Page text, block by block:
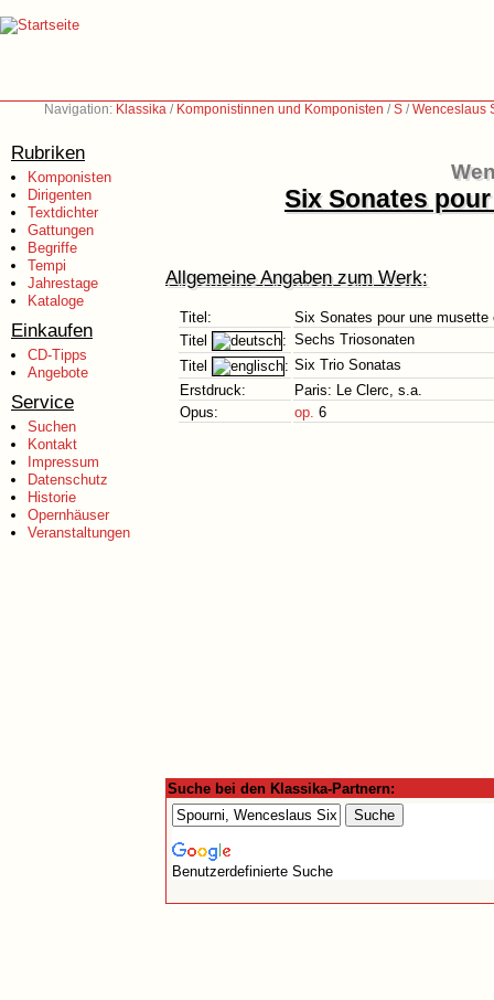
Navigation: Klassika / Komponistinnen und Komponisten /S /Wenceslaus
Rubriken
Komponisten
Dirigenten
Textdichter
Gattungen
Begriffe
Tempi
Jahrestage
Kataloge
Einkaufen
CD-Tipps
Angebote
Service
Suchen
Kontakt
Impressum
Datenschutz
Historie
Opernhäuser
Veranstaltungen
Six Sonates
Allgemeine Angaben zum Werk:
Titel:
Six Sonates pour une
Titel
: Sechs Triosonaten
Titel
: Six Trio Sonatas
Erstdruck:
Paris: Le Clerc, s.a.
Opus:
op. 6
Suche bei den Klassika-Partnern:
Benutzerdefinierte Suche